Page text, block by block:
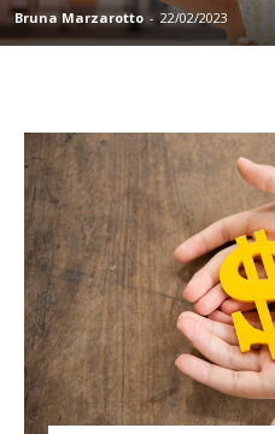
Bruna Marzarotto - 22/02/2023